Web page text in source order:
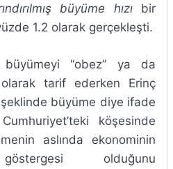
büyüme hızıbir
1.2 olarak gerçekleşti.
büyümeyi “obez” ya da
olarak tarif ederken Erinç
büyüme diye ifade
köşesinde
aslında ekonominin
göstergesi olduğunu